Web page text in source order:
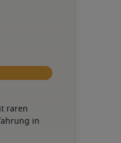
raren
in